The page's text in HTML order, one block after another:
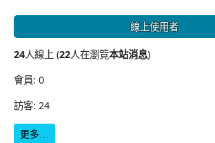
線上使用者
24人線上 (22人在瀏覽本站消息)
會員: 0
訪客: 24
更多…